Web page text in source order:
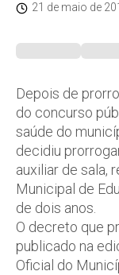
21 de maio de
Depois de
do concurso
saúde do
decidiu
auxiliar de sala,
Municipal de
de dois anos.
O decreto que
publicado na
Oficial do